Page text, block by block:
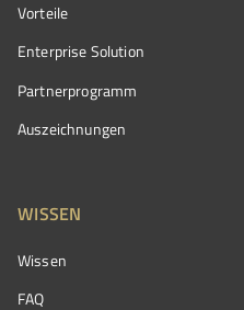
Vorteile
Enterprise Solution
Partnerprogramm
Auszeichnungen
WISSEN
Wissen
FAQ